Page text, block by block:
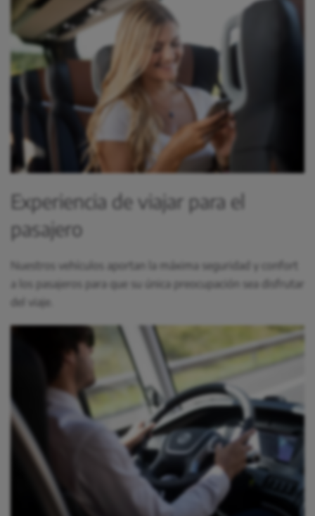
Experiencia de viajar para el
pasajero
Nuestros vehículos aportan la máxima seguridad y confort
a los pasajeros para que su única preocupación sea disfrutar
del viaje.